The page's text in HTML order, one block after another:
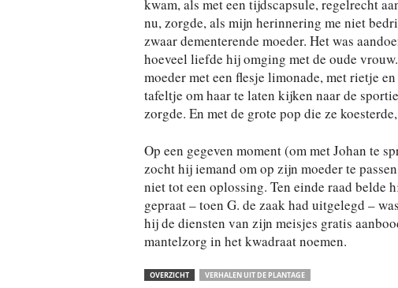
kwam, als met een tijdscapsule, regelrecht
nu, zorgde, als mijn herinnering me niet
zwaar dementerende moeder. Het was
hoeveel liefde hij omging met de oude
moeder met een flesje limonade, met rietje
tafeltje om haar te laten kijken naar de
zorgde. En met de grote pop die ze
Op een gegeven moment (om met Johan te
zocht hij iemand om op zijn moeder te
niet tot een oplossing. Ten einde raad belde
gepraat – toen G. de zaak had uitgelegd –
hij de diensten van zijn meisjes gratis
mantelzorg in het kwadraat noemen.
OVERZICHT VERHALEN UIT DE PLANTAGE